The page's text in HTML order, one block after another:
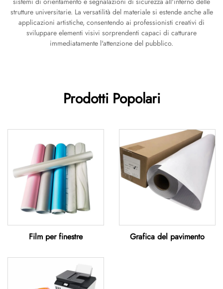
strutture universitarie. La versatilità del materiale si estende anche alle
applicazioni artistiche, consentendo ai professionisti creativi di
sviluppare elementi visivi sorprendenti capaci di catturare
immediatamente l'attenzione del pubblico.
Prodotti Popolari
Film per finestre Grafica del pavimento